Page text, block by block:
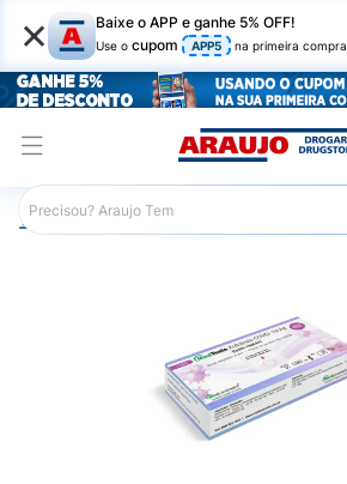
× Baixe o APP e ganhe 5% OFF!
Use o cupom APP5 na primeira compra
Araujo Saúde e Bem Estar